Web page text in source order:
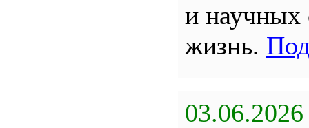
и научных
жизнь.
03.06.2026